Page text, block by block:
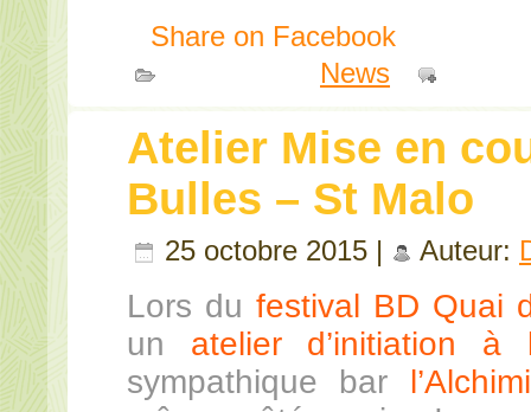
Share on Facebook
News
Atelier Mise en
Bulles – St Malo
25 octobre 2015 | Auteur:
Lors dufestival BD Quai
un atelier d’initiation
sympathique bar